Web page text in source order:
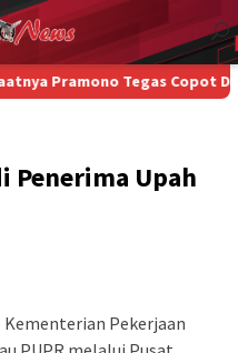
Tegas Copot Dirut
Penerima Upah
Kementerian Pekerjaan